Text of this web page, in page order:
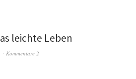
leichte Leben
Kommentare 2